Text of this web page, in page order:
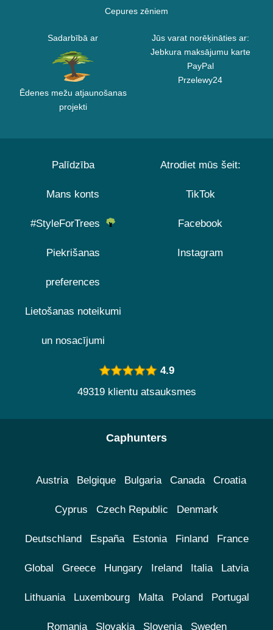
Cepures zēniem
Sadarbībā ar
Ēdenes mežu atjaunošanas
projekti
Jūs varat norēķināties ar:
Jebkura maksājumu karte
PayPal
Przelewy24
Palīdzība
Mans konts
#StyleForTrees
Piekrišanas
preferences
Lietošanas noteikumi
un nosacījumi
Atrodiet mūs šeit:
TikTok
Facebook
Instagram
4.9
49319 klientu atsauksmes
Caphunters
Austria Belgique Bulgaria Canada Croatia
Cyprus Czech Republic Denmark
Deutschland España Estonia Finland France
Global Greece Hungary Ireland Italia Latvia
Lithuania Luxembourg Malta Poland Portugal
Romania Slovakia Slovenia Sweden